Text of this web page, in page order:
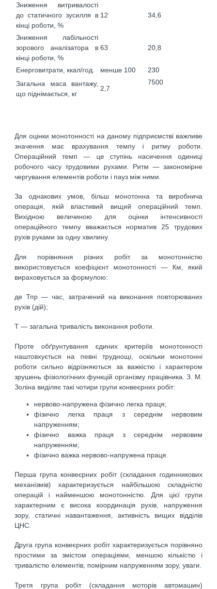
Зниження витривалості
до статичного зусилля в
кінці роботи, %
12 34,6
Зниження лабільності
зорового аналізатора в
кінці роботи, %
63 20,8
Енерговитрати, ккал/год. менше 100
230
Загальна маса вантажу,
що піднімається, кг
2,7
7500
Для оцінки монотонності на даному підприємстві важливе
значення має врахування темпу і ритму роботи.
Операційний темп — це ступінь насичення одиниці
робочого часу трудовими рухами. Ритм — закономірне
чергування елементів роботи і пауз між ними.
За однакових умов, більш монотонна та виробнича
операція, якій властивий вищий операційний темп.
Вихідною величиною для оцінки інтенсивності
операційного темпу вважається норматив 25 трудових
рухів руками за одну хвилину.
Для порівняння різних робіт за монотонністю
використовується коефіцієнт монотонності — Км, який
вираховується за формулою:
де Тпр — час, затрачений на виконання повторюваних
рухів (дій);
Т — загальна тривалість виконання роботи.
Проте обґрунтування єдиних критеріїв монотонності
наштовхується на певні труднощі, оскільки монотонні
роботи сильно відрізняються за важкістю і характером
зрушень фізіологічних функцій організму працівника. З. М.
Золіна виділяє такі чотири групи конвеєрних робіт:
нервово-напружена фізично легка праця;
фізично легка праця з середнім нервовим
напруженням;
фізично важка праця з середнім нервовим
напруженням;
фізично важка нервово-напружена праця.
Перша група конвеєрних робіт (складання годинникових
механізмів) характеризується найбільшою складністю
операцій і найменшою монотонністю. Для цієї групи
характерним є висока координація рухів, напруження
зору, статичні навантаження, активність вищих відділів
ЦНС.
Друга група конвеєрних робіт характеризується порівняно
простими за змістом операціями, меншою кількістю і
тривалістю елементів, помірним напруженням зору, уваги.
Третя група робіт (складання моторів автомашин)